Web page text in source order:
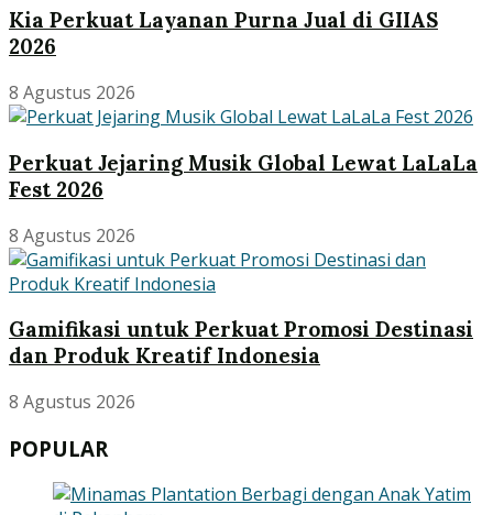
Kia Perkuat Layanan Purna Jual di GIIAS
2026
8 Agustus 2026
Perkuat Jejaring Musik Global Lewat LaLaLa
Fest 2026
8 Agustus 2026
Gamifikasi untuk Perkuat Promosi Destinasi
dan Produk Kreatif Indonesia
8 Agustus 2026
POPULAR